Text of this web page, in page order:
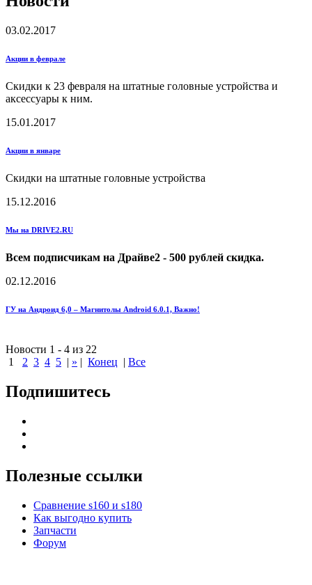
03.02.2017
Акции в феврале
Скидки к 23 февраля на штатные головные устройства и
аксессуары к ним.
15.01.2017
Акции в январе
Скидки на штатные головные устройства
15.12.2016
Мы на DRIVE2.RU
Всем подписчикам на Драйве2 - 500 рублей скидка.
02.12.2016
ГУ на Андроид 6,0 – Магнитолы Android 6.0.1, Важно!
Новости 1 - 4 из 22
1
2 3 4 5 | » | Конец | Все
Подпишитесь
Полезные ссылки
Сравнение s160 и s180
Как выгодно купить
Запчасти
Форум